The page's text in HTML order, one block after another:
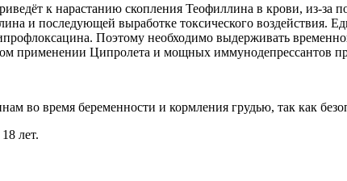
к нарастанию скопления Теофиллина в крови, из-за
и последующей выработке токсического воздействия.
Поэтому необходимо выдерживать
применении Ципролета и мощных иммунодепрессантов
во время беременности и кормления грудью, так как
лет.